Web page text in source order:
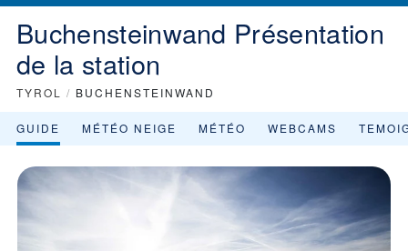
Buchensteinwand Présentation
de la station
TYROL / BUCHENSTEINWAND
GUIDE MÉTÉO NEIGE MÉTÉO WEBCAMS